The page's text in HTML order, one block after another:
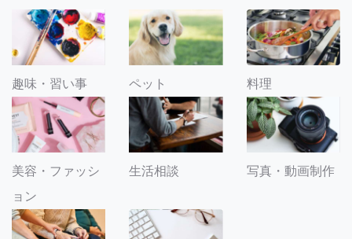
趣味・習い事 ペット 料理
美容・ファッシ
ョン
生活相談 写真・動画制作